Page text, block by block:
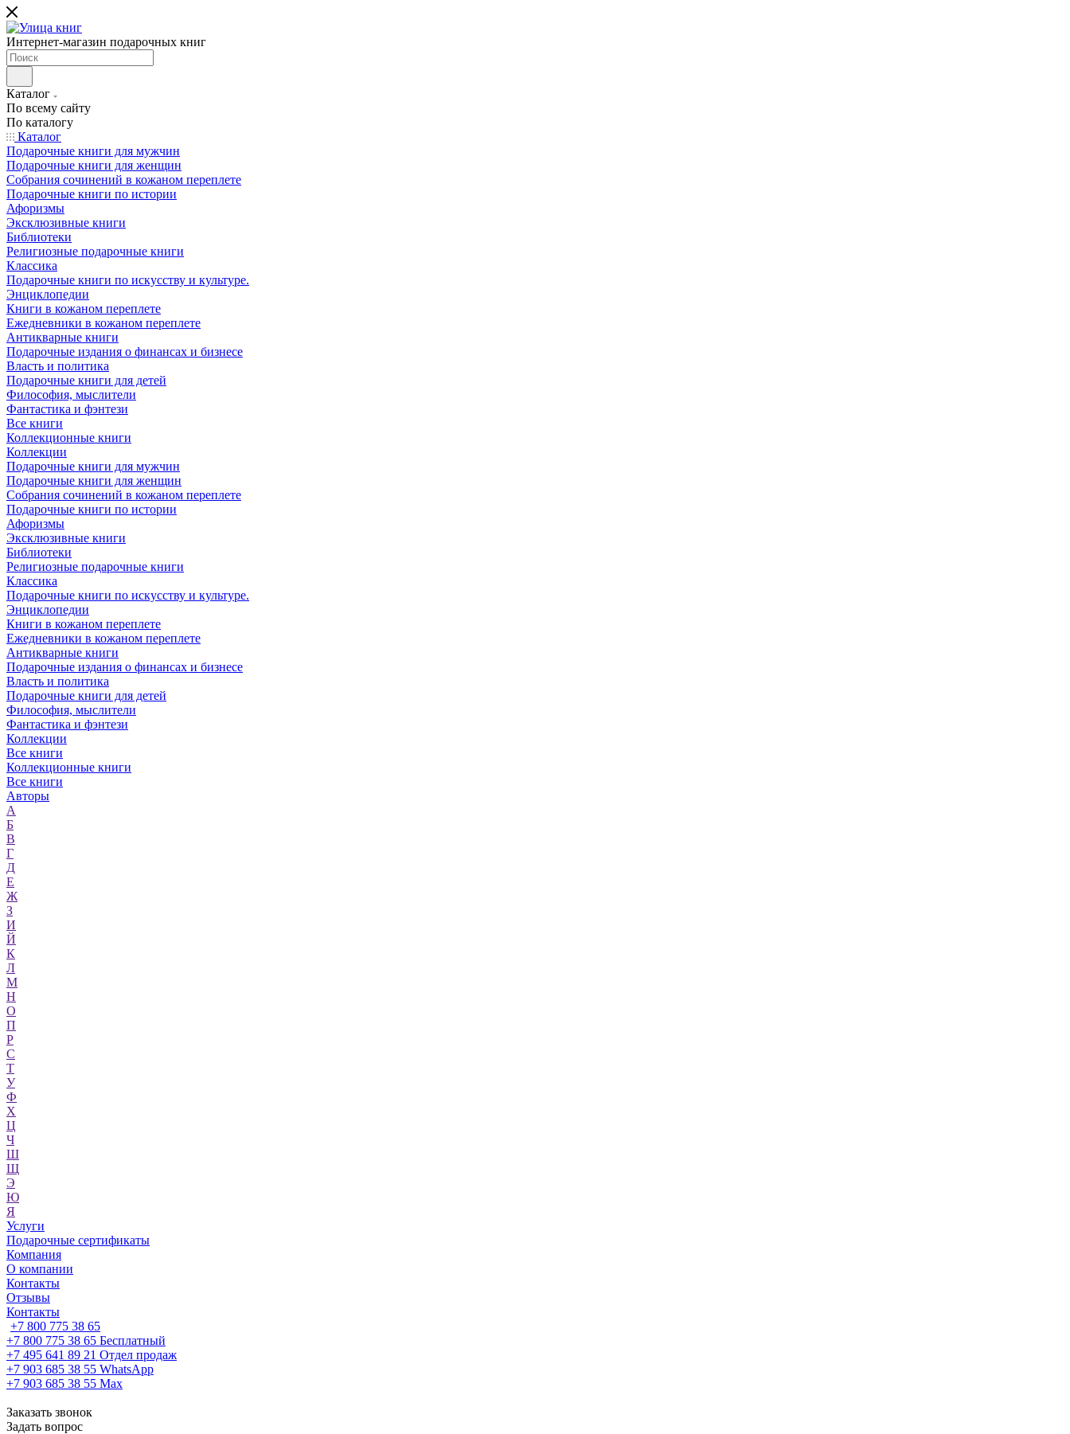
Интернет-магазин подарочных книг
Каталог
По всему сайту
По каталогу
Каталог
Подарочные книги для мужчин
Подарочные книги для женщин
Собрания сочинений в кожаном переплете
Подарочные книги по истории
Афоризмы
Эксклюзивные книги
Библиотеки
Религиозные подарочные книги
Классика
Подарочные книги по искусству и культуре.
Энциклопедии
Книги в кожаном переплете
Ежедневники в кожаном переплете
Антикварные книги
Подарочные издания о финансах и бизнесе
Власть и политика
Подарочные книги для детей
Философия, мыслители
Фантастика и фэнтези
Все книги
Коллекционные книги
Коллекции
Подарочные книги для мужчин
Подарочные книги для женщин
Собрания сочинений в кожаном переплете
Подарочные книги по истории
Афоризмы
Эксклюзивные книги
Библиотеки
Религиозные подарочные книги
Классика
Подарочные книги по искусству и культуре.
Энциклопедии
Книги в кожаном переплете
Ежедневники в кожаном переплете
Антикварные книги
Подарочные издания о финансах и бизнесе
Власть и политика
Подарочные книги для детей
Философия, мыслители
Фантастика и фэнтези
Коллекции
Все книги
Коллекционные книги
Все книги
Авторы
А
Б
В
Г
Д
Е
Ж
З
И
Й
К
Л
М
Н
О
П
Р
С
Т
У
Ф
Х
Ц
Ч
Ш
Щ
Э
Ю
Я
Услуги
Подарочные сертификаты
Компания
О компании
Контакты
Отзывы
Контакты
+7 800 775 38 65
+7 800 775 38 65 Бесплатный
+7 495 641 89 21 Отдел продаж
+7 903 685 38 55 WhatsApp
+7 903 685 38 55 Max
Заказать звонок
Задать вопрос